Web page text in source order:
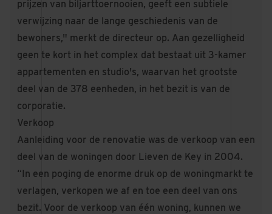
prijzen van biljarttoernooien, geeft een subtiele
verwijzing naar de lange geschiedenis van de
bewoners," merkt de directeur op. Aan gezelligheid
geen te kort in het complex dat bestaat uit 3-kamer
appartementen en studio's, waarvan het grootste
deel van de 378 eenheden, in het bezit is van de
corporatie.
Verkoop
Aanleiding voor de renovatie was de verkoop van een
deel van de woningen door Lieven de Key in 2004.
“In een poging de enorme druk op de woningmarkt te
verlagen, verkopen we af en toe een deel van ons
bezit. Voor de verkoop van één woning, kunnen we